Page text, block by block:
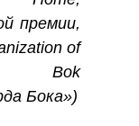
премии,
of
Бока»)